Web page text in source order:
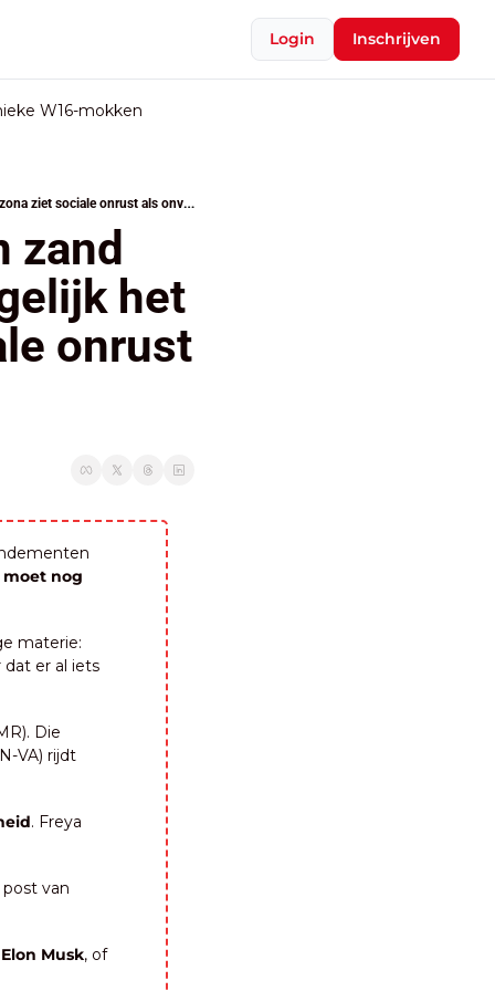
Login Inschrijven
W16-mokken
Vooruit en CD&V zetten hakken in zand over pensioenen leerkrachten, tegelijk het grotere plaatje: Arizona ziet sociale onrust als onvermijdelijk
zand
het
onrust
nog
materie:
er al iets
Die
VA) rijdt
. Freya
van
Musk, of